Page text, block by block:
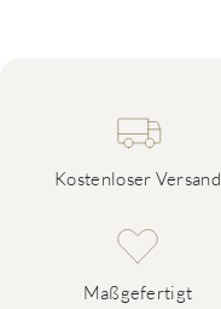
Kostenloser Versand
Maßgefertigt